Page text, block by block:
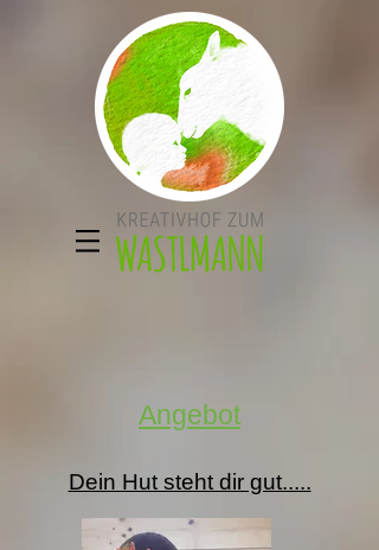
Angebot
Dein Hut steht dir gut.....